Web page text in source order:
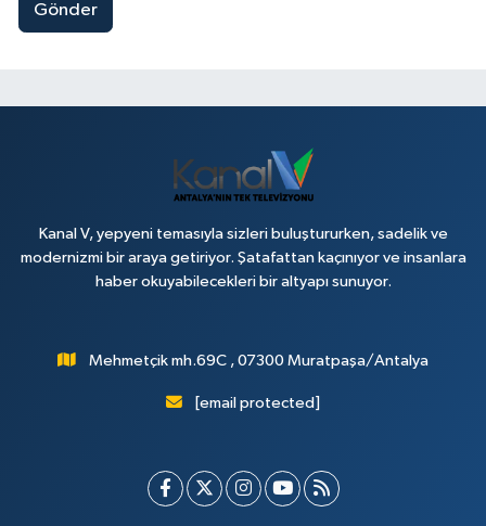
Gönder
Kanal V, yepyeni temasıyla sizleri buluştururken, sadelik ve
modernizmi bir araya getiriyor. Şatafattan kaçınıyor ve insanlara
haber okuyabilecekleri bir altyapı sunuyor.
Mehmetçik mh.69C , 07300 Muratpaşa/Antalya
[email protected]